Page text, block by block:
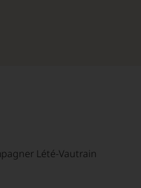
Lété-Vautrain